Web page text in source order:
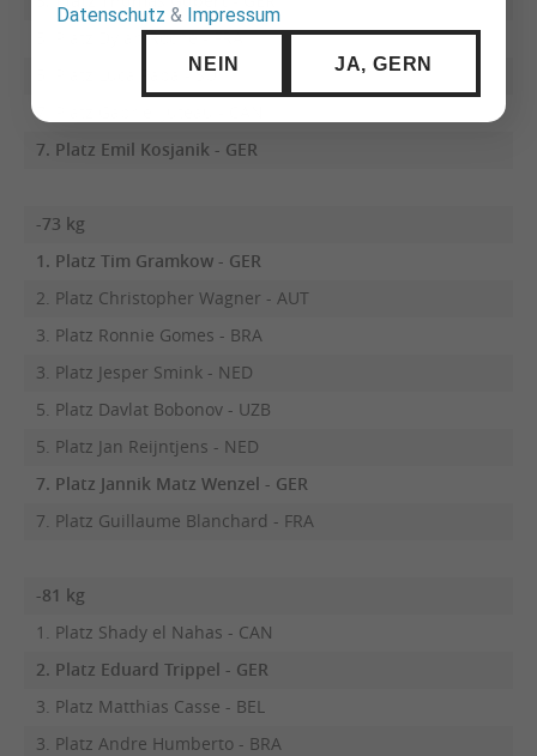
5. Platz Dylan Roche - FRA
5. Platz Luca Papa - SUI
7. Platz Gabriel Juteau - CAN
7. Platz Emil Kosjanik - GER
-73 kg
1. Platz Tim Gramkow - GER
2. Platz Christopher Wagner - AUT
3. Platz Ronnie Gomes - BRA
3. Platz Jesper Smink - NED
5. Platz Davlat Bobonov - UZB
5. Platz Jan Reijntjens - NED
7. Platz Jannik Matz Wenzel - GER
7. Platz Guillaume Blanchard - FRA
-81 kg
1. Platz Shady el Nahas - CAN
2. Platz Eduard Trippel - GER
3. Platz Matthias Casse - BEL
3. Platz Andre Humberto - BRA
Datenschutz & Impressum
NEIN JA, GERN